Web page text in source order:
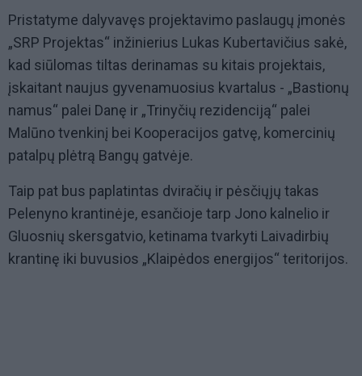
Pristatyme dalyvavęs projektavimo paslaugų įmonės
„SRP Projektas“ inžinierius Lukas Kubertavičius sakė,
kad siūlomas tiltas derinamas su kitais projektais,
įskaitant naujus gyvenamuosius kvartalus - „Bastionų
namus“ palei Danę ir „Trinyčių rezidenciją“ palei
Malūno tvenkinį bei Kooperacijos gatvę, komercinių
patalpų plėtrą Bangų gatvėje.
Taip pat bus paplatintas dviračių ir pėsčiųjų takas
Pelenyno krantinėje, esančioje tarp Jono kalnelio ir
Gluosnių skersgatvio, ketinama tvarkyti Laivadirbių
krantinę iki buvusios „Klaipėdos energijos“ teritorijos.